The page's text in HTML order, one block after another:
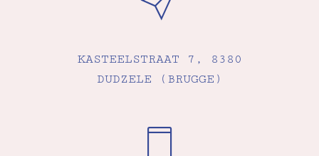
KASTEELSTRAAT 7, 8380
DUDZELE (BRUGGE)